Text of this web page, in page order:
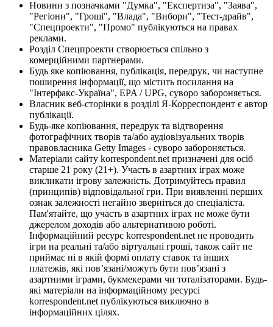
Новини з позначками "Думка", "Експертиза", "Заява",
"Регіони", "Гроші", "Влада", "Вибори", "Тест-драйв",
"Спецпроекти", "Промо" публікуються на правах
реклами.
Розділ Спецпроекти створюється спільно з
комерційними партнерами.
Будь яке копіювання, публікація, передрук, чи наступне
поширення інформації, що містить посилання на
"Інтерфакс-Україна", EPA / UPG, суворо забороняється.
Власник веб-сторінки в розділі Я-Корреспондент є автор
публікації.
Будь-яке копіювання, передрук та відтворення
фотографічних творів та/або аудіовізуальних творів
правовласника Getty Images - суворо забороняється.
Матеріали сайту korrespondent.net призначені для осіб
старше 21 року (21+). Участь в азартних іграх може
викликати ігрову залежність. Дотримуйтесь правил
(принципів) відповідальної гри. При виявленні перших
ознак залежності негайно зверніться до спеціаліста.
Пам'ятайте, що участь в азартних іграх не може бути
джерелом доходів або альтернативою роботі.
Інформаційний ресурс korrespondent.net не проводить
ігри на реальні та/або віртуальні гроші, також сайт не
приймає ні в якій формі оплату ставок та інших
платежів, які пов’язані/можуть бути пов’язані з
азартними іграми, букмекерами чи тоталізаторами. Будь-
які матеріали на інформаційному ресурсі
korrespondent.net публікуються виключно в
інформаційних цілях.